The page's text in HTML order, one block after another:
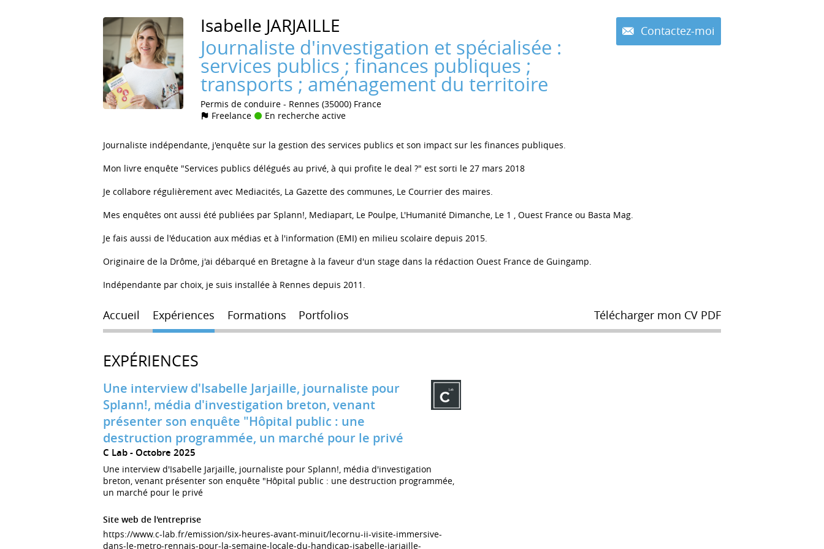
Isabelle JARJAILLE
Journaliste d'investigation et spécialisée :
services publics ; finances publiques ;
transports ; aménagement du territoire
Permis de conduire Rennes (35000) France
Freelance
En recherche active
Contactez-moi
Journaliste indépendante, j'enquête sur la gestion des services publics et son impact sur les finances publiques.
Mon livre enquête "Services publics délégués au privé, à qui profite le deal ?" est sorti le 27 mars 2018
Je collabore régulièrement avec Mediacités, La Gazette des communes, Le Courrier des maires.
Mes enquêtes ont aussi été publiées par Splann!, Mediapart, Le Poulpe, L'Humanité Dimanche, Le 1 , Ouest France ou Basta Mag.
Je fais aussi de l'éducation aux médias et à l'information (EMI) en milieu scolaire depuis 2015.
Originaire de la Drôme, j'ai débarqué en Bretagne à la faveur d'un stage dans la rédaction Ouest France de Guingamp.
Indépendante par choix, je suis installée à Rennes depuis 2011.
Accueil Expériences Formations Portfolios Télécharger mon CV PDF
EXPÉRIENCES
Une interview d'Isabelle Jarjaille, journaliste pour
Splann!, média d'investigation breton, venant
présenter son enquête "Hôpital public : une
destruction programmée, un marché pour le privé
C Lab Octobre 2025
Une interview d'Isabelle Jarjaille, journaliste pour Splann!, média d'investigation
breton, venant présenter son enquête "Hôpital public : une destruction programmée,
un marché pour le privé
Site web de l'entreprise
https://www.c-lab.fr/emission/six-heures-avant-minuit/lecornu-ii-visite-immersive-
dans-le-metro-rennais-pour-la-semaine-locale-du-handicap-isabelle-jarjaille-